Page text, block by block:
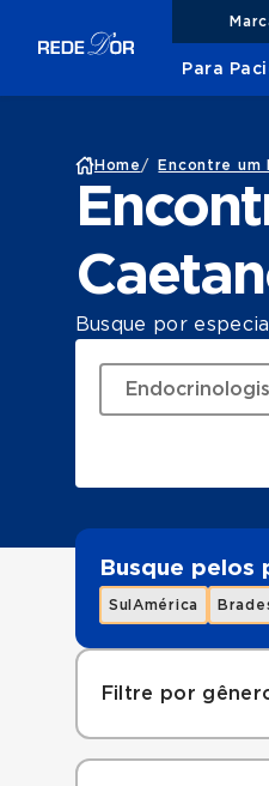
Para
Home / Encontre um
Busque por
Busque pelos
SulAmérica
Filtre por